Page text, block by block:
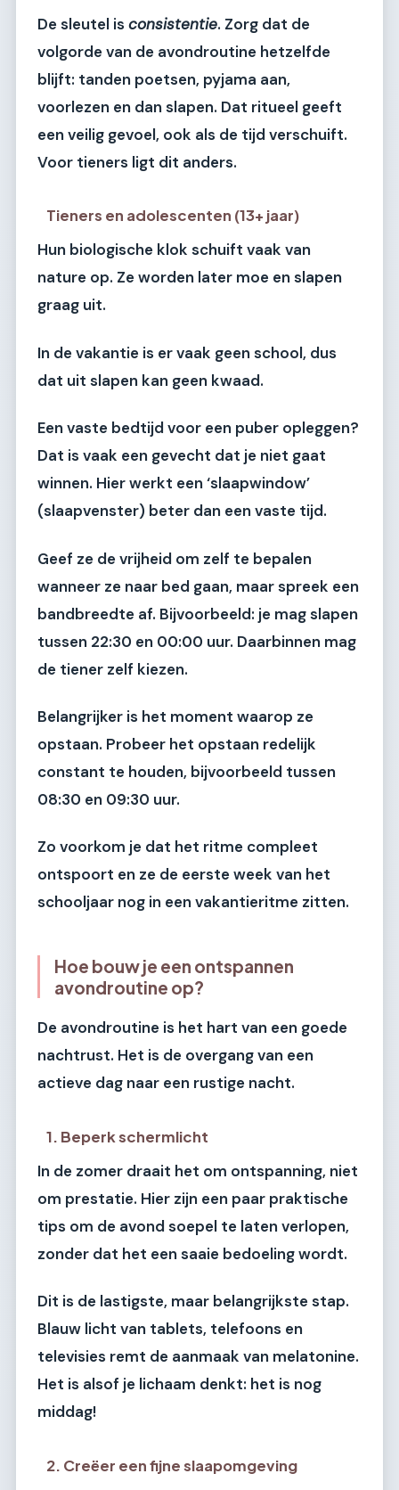
De sleutel is consistentie. Zorg dat de
volgorde van de avondroutine hetzelfde
blijft: tanden poetsen, pyjama aan,
voorlezen en dan slapen. Dat ritueel geeft
een veilig gevoel, ook als de tijd verschuift.
Voor tieners ligt dit anders.
Tieners en adolescenten (13+ jaar)
Hun biologische klok schuift vaak van
nature op. Ze worden later moe en slapen
graag uit.
In de vakantie is er vaak geen school, dus
dat uit slapen kan geen kwaad.
Een vaste bedtijd voor een puber opleggen?
Dat is vaak een gevecht dat je niet gaat
winnen. Hier werkt een ‘slaapwindow’
(slaapvenster) beter dan een vaste tijd.
Geef ze de vrijheid om zelf te bepalen
wanneer ze naar bed gaan, maar spreek een
bandbreedte af. Bijvoorbeeld: je mag slapen
tussen 22:30 en 00:00 uur. Daarbinnen mag
de tiener zelf kiezen.
Belangrijker is het moment waarop ze
opstaan. Probeer het opstaan redelijk
constant te houden, bijvoorbeeld tussen
08:30 en 09:30 uur.
Zo voorkom je dat het ritme compleet
ontspoort en ze de eerste week van het
schooljaar nog in een vakantieritme zitten.
Hoe bouw je een ontspannen
avondroutine op?
De avondroutine is het hart van een goede
nachtrust. Het is de overgang van een
actieve dag naar een rustige nacht.
1. Beperk schermlicht
In de zomer draait het om ontspanning, niet
om prestatie. Hier zijn een paar praktische
tips om de avond soepel te laten verlopen,
zonder dat het een saaie bedoeling wordt.
Dit is de lastigste, maar belangrijkste stap.
Blauw licht van tablets, telefoons en
televisies remt de aanmaak van melatonine.
Het is alsof je lichaam denkt: het is nog
middag!
2. Creëer een fijne slaapomgeving